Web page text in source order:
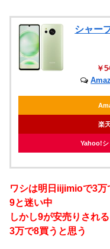
シャー
￥
楽
Yahoo!シ
ワシは明日iijimioで3万
9と迷い中
しかし9が安売りされ
3万で8買うと思う